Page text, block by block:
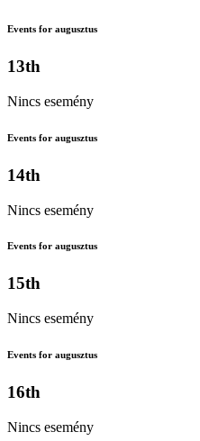
Events for augusztus
13th
Nincs esemény
Events for augusztus
14th
Nincs esemény
Events for augusztus
15th
Nincs esemény
Events for augusztus
16th
Nincs esemény